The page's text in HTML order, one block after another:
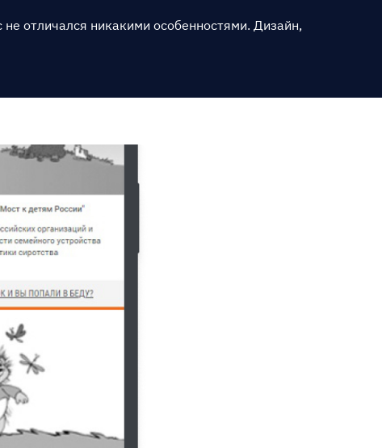
отличался никакими особенностями. Дизайн,